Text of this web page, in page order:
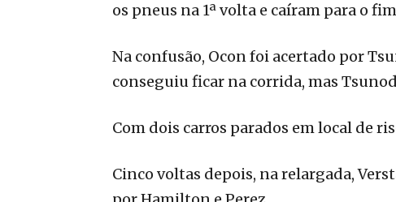
os pneus na 1ª volta e caíram para o
Na confusão, Ocon foi acertado por
conseguiu ficar na corrida, mas
Com dois carros parados em local de
Cinco voltas depois, na relargada,